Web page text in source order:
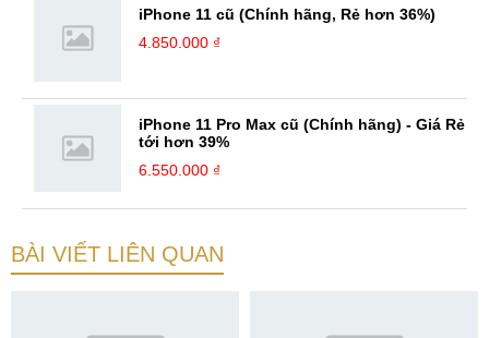
iPhone 11 cũ (Chính hãng, Rẻ hơn 36%)
4.850.000 ₫
iPhone 11 Pro Max cũ (Chính hãng) - Giá Rẻ
tới hơn 39%
6.550.000 ₫
BÀI VIẾT LIÊN QUAN